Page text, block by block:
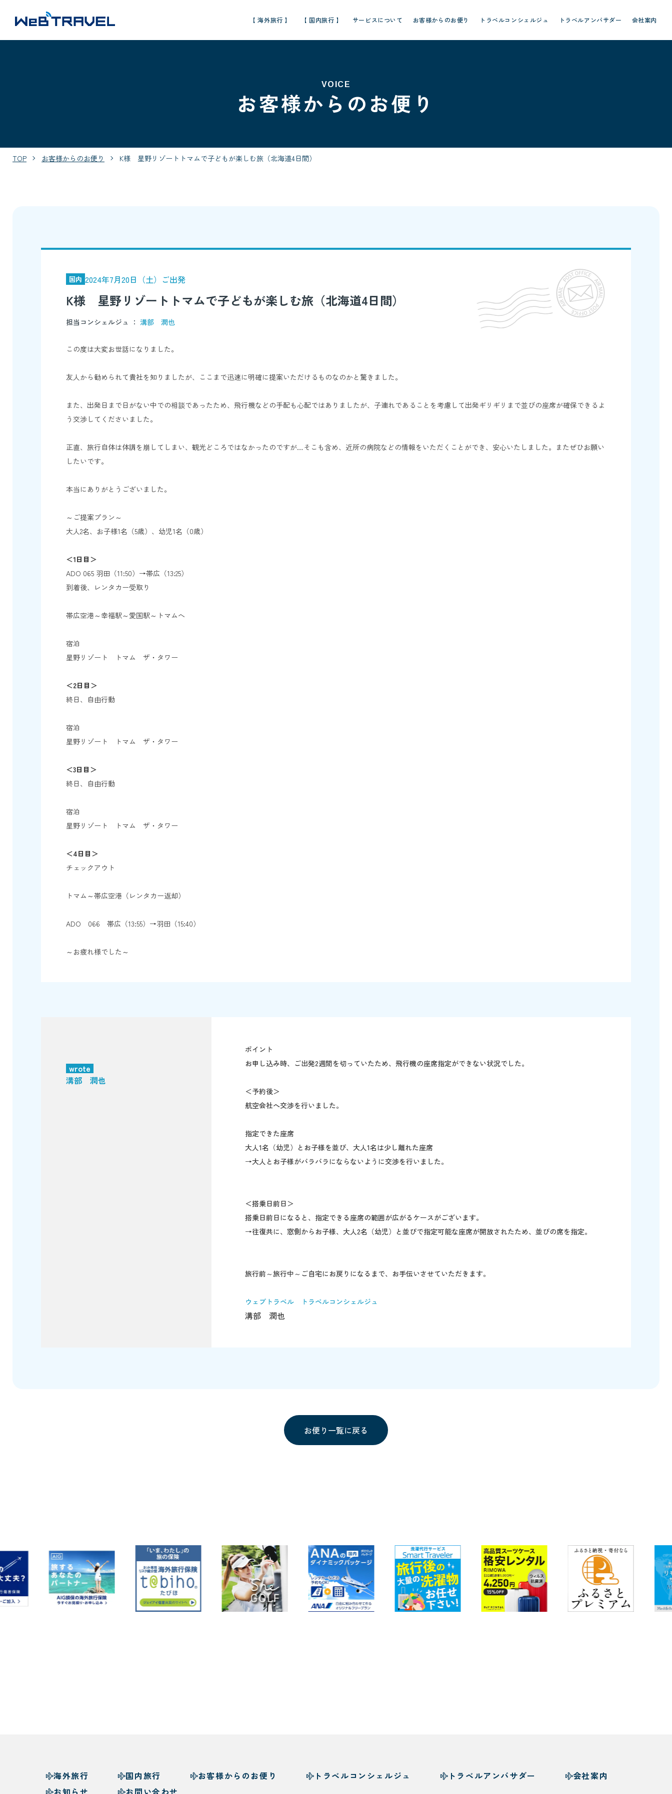
【 海外旅行 】 【 国内旅行 】 サービスについて お客様からのお便り トラベルコンシェルジュ トラベルアンバサダー 会社案内
VOICE
お客様からのお便り
TOP お客様からのお便り K様 星野リゾートトマムで子どもが楽しむ旅（北海道4日間）
国内 2024年7月20日（土）ご出発
K様 星野リゾートトマムで子どもが楽しむ旅（北海道4日間）
担当コンシェルジュ ： 溝部 潤也
この度は大変お世話になりました。
友人から勧められて貴社を知りましたが、ここまで迅速に明確に提案いただけるものなのかと驚きました。
また、出発日まで日がない中での相談であったため、飛行機などの手配も心配ではありましたが、子連れであることを考慮して出発ギリギリまで並びの座席が確保できるよ
う交渉してくださいました。
正直、旅行自体は体調を崩してしまい、観光どころではなかったのですが…そこも含め、近所の病院などの情報をいただくことができ、安心いたしました。またぜひお願い
したいです。
本当にありがとうございました。
～ご提案プラン～
大人2名、お子様1名（5歳）、幼児1名（0歳）
＜1日目＞
ADO 065 羽田（11:50）→帯広（13:25）
到着後、レンタカー受取り
帯広空港～幸福駅～愛国駅～トマムへ
宿泊
星野リゾート トマム ザ・タワー
＜2日目＞
終日、自由行動
宿泊
星野リゾート トマム ザ・タワー
＜3日目＞
終日、自由行動
宿泊
星野リゾート トマム ザ・タワー
＜4日目＞
チェックアウト
トマム～帯広空港（レンタカー返却）
ADO 066 帯広（13:55）→羽田（15:40）
～お疲れ様でした～
wrote
溝部 潤也
ポイント
お申し込み時、ご出発2週間を切っていたため、飛行機の座席指定ができない状況でした。
＜予約後＞
航空会社へ交渉を行いました。
指定できた座席
大人1名（幼児）とお子様を並び、大人1名は少し離れた座席
→大人とお子様がバラバラにならないように交渉を行いました。
＜搭乗日前日＞
搭乗日前日になると、指定できる座席の範囲が広がるケースがございます。
→往復共に、窓側からお子様、大人2名（幼児）と並びで指定可能な座席が開放されたため、並びの席を指定。
旅行前～旅行中～ご自宅にお戻りになるまで、お手伝いさせていただきます。
ウェブトラベル トラベルコンシェルジュ
溝部 潤也
お便り一覧に戻る
海外旅行 国内旅行 お客様からのお便り トラベルコンシェルジュ トラベルアンバサダー
会社案内
お知らせ
お問い合わせ